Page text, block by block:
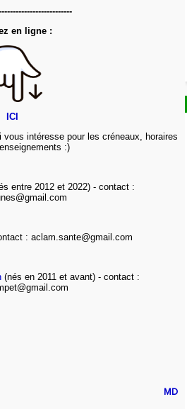
en ligne :
ICI
intéresse pour les créneaux, horaires
:)
entre 2012 et 2022) - contact :
: aclam.sante@gmail.com
(nés en 2011 et avant) - contact :
MD